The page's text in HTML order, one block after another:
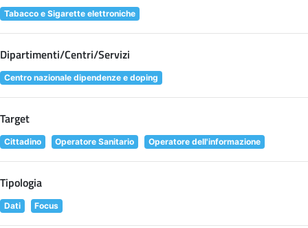
Tabacco e Sigarette elettroniche
Dipartimenti/Centri/Servizi
Centro nazionale dipendenze e doping
Target
Cittadino Operatore Sanitario Operatore dell'informazione
Tipologia
Dati Focus